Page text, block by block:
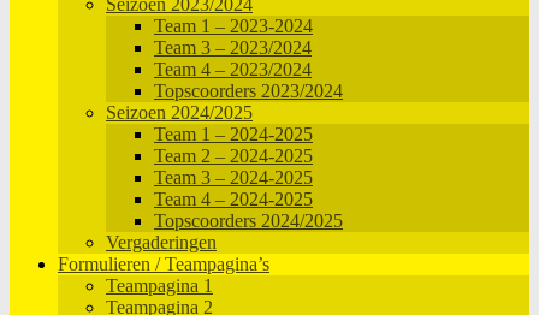
Seizoen 2023/2024
Team 1 – 2023-2024
Team 3 – 2023/2024
Team 4 – 2023/2024
Topscoorders 2023/2024
Seizoen 2024/2025
Team 1 – 2024-2025
Team 2 – 2024-2025
Team 3 – 2024-2025
Team 4 – 2024-2025
Topscoorders 2024/2025
Vergaderingen
Formulieren / Teampagina’s
Teampagina 1
Teampagina 2